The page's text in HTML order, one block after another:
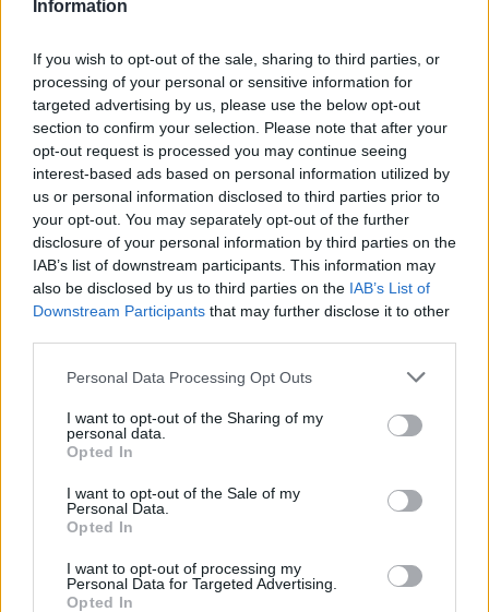
Information
If you wish to opt-out of the sale, sharing to third parties, or
processing of your personal or sensitive information for
targeted advertising by us, please use the below opt-out
section to confirm your selection. Please note that after your
opt-out request is processed you may continue seeing
interest-based ads based on personal information utilized by
us or personal information disclosed to third parties prior to
your opt-out. You may separately opt-out of the further
disclosure of your personal information by third parties on the
IAB’s list of downstream participants. This information may
also be disclosed by us to third parties on the IAB’s List of
Downstream Participants that may further disclose it to other
Personal Data Processing Opt Outs
I want to opt-out of the Sharing of my
personal data.
Opted In
I want to opt-out of the Sale of my
Personal Data.
Opted In
I want to opt-out of processing my
Personal Data for Targeted Advertising.
Opted In
Imre Hilda
Oktatás és nevelés területén dolgozom, de minden
szabadidőmben írok. Szeretek belesni a hétköznapok függönye
mögé és közben keresem az embert, a nőt a jól legyártott álarcok
cikkeket és apró vicces történeteket.
KAPCSOLÓDÓ CIKKEK